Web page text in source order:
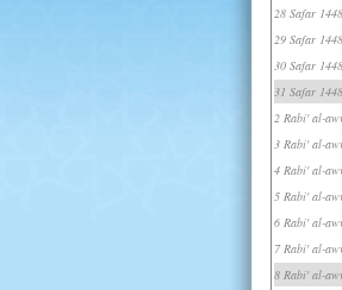
28 Safar 1448
29 Safar 1448
30 Safar 1448
31 Safar 1448
2 Rabi' al-
3 Rabi' al-
4 Rabi' al-
5 Rabi' al-
6 Rabi' al-
7 Rabi' al-
8 Rabi' al-